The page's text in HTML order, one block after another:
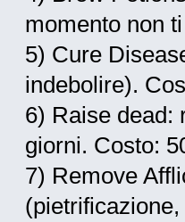
momento non
5) Cure
indebolire).
6) Raise dead:
giorni. Costo:
7) Remove